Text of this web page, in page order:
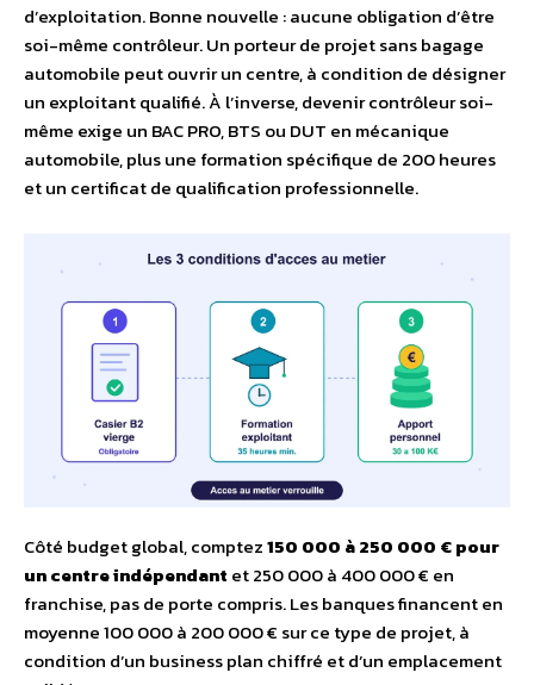
d’exploitation. Bonne nouvelle : aucune obligation d’être
soi-même contrôleur. Un porteur de projet sans bagage
automobile peut ouvrir un centre, à condition de désigner
un exploitant qualifié. À l’inverse, devenir contrôleur soi-
même exige un BAC PRO, BTS ou DUT en mécanique
automobile, plus une formation spécifique de 200 heures
et un certificat de qualification professionnelle.
Côté budget global, comptez150 000 à 250 000 € pour
un centre indépendant et 250 000 à 400 000 € en
franchise, pas de porte compris. Les banques financent en
moyenne 100 000 à 200 000 € sur ce type de projet, à
condition d’un business plan chiffré et d’un emplacement